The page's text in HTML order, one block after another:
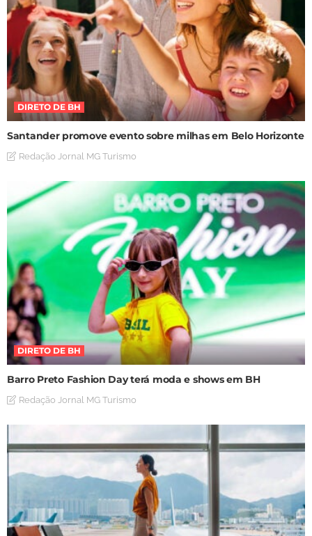
DIRETO DE BH
Santander promove evento sobre milhas em Belo Horizonte
Redação Jornal MG Turismo
DIRETO DE BH
Barro Preto Fashion Day terá moda e shows em BH
Redação Jornal MG Turismo